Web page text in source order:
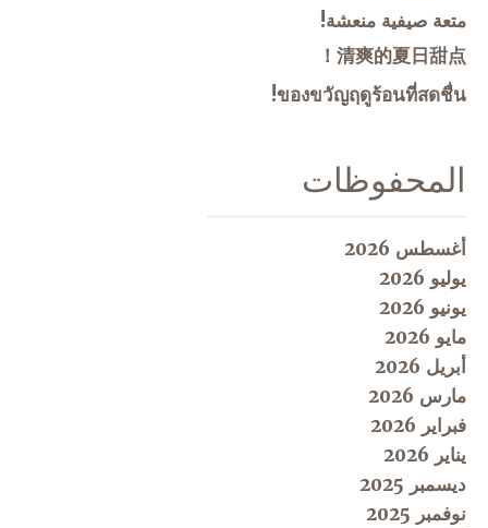
متعة صيفية منعشة!
清爽的夏日甜点！
ของขวัญฤดูร้อนที่สดชื่น!
المحفوظات
أغسطس 2026
يوليو 2026
يونيو 2026
مايو 2026
أبريل 2026
مارس 2026
فبراير 2026
يناير 2026
ديسمبر 2025
نوفمبر 2025